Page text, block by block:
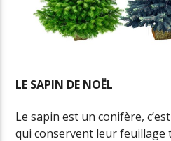
LE SAPIN DE NOËL
Le sapin est un conifère,
qui conservent leur feuillage